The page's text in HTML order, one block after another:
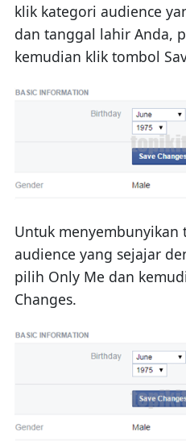
klik kategori audience
dan tanggal lahir Anda,
kemudian klik tombol
Untuk menyembunyikan
audience yang sejajar
pilih Only Me dan
Changes.